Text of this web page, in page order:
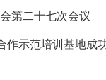
第二十七次会议
作示范培训基地成